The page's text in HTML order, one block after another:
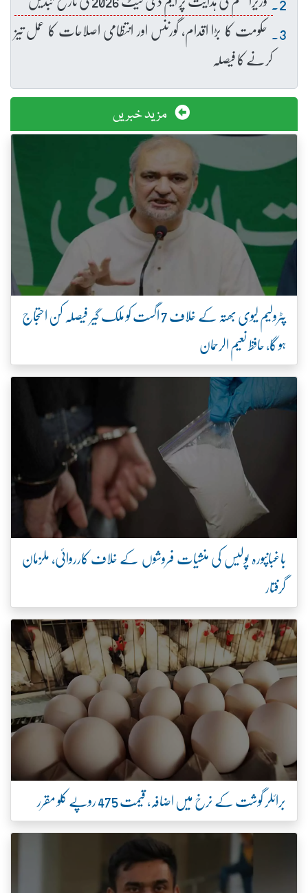
حکومت کا بڑا اقدام، گورننس اور انتظامی اصلاحات کا عمل تیز
کرنے کا فیصلہ
مزید خبریں
پٹرولیم لیوی بھتہ کے خلاف 7 اگست کو ملک گیر فیصلہ کن احتجاج
ہو گا، حافظ نعیم الرحمان
باغبانپورہ پولیس کی منشیات فروشوں کے خلاف کارروائی، ملزمان
گرفتار
برائلر گوشت کے نرخ میں اضافہ، قیمت 475 روپے کلو مقرر